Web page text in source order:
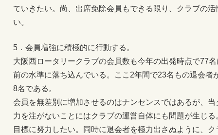
ていきたい。尚、出席免除会員もできる限り、クラブの
い。
5．会員増強に積極的に行動する。
大阪西ロータリークラブの会員数も今年の出発時点で77
前の水準に落ち込んでいる。ここ2年間で23名もの退会者
8名である。
会員を無差別に増加させるのはナンセンスではあるが、
力を注がないことにはクラブの運営自体にも問題が生じ
目標に努力したい。同時に退会者を極力出さぬように、